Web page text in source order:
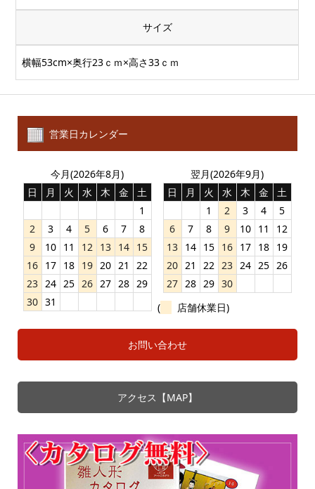
サイズ
横幅53cm×奥行23ｃｍ×高さ33ｃｍ
営業日カレンダー
今月(2026年8月)
日
月 火 水 木 金
土
1
2
3 4 5 6 7
8
9
10 11 12 13 14 15
16 17 18 19 20 21
22
23 24 25 26 27 28 29
30 31
翌月(2026年9月)
日
月 火 水 木 金
土
1
2 3 4
5
6
7 8 9 10 11
12
13 14 15 16 17 18 19
20 21 22 23 24 25 26
27 28 29 30
(
店舗休業日)
お問い合わせ
アクセス【MAP】